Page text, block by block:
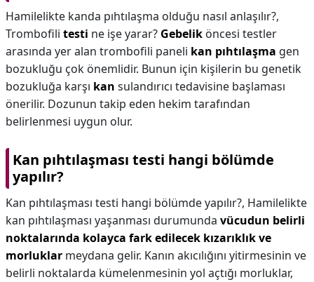
Hamilelikte kanda pıhtılaşma olduğu nasıl anlaşılır?,
Trombofili testi ne işe yarar? Gebelik öncesi testler
arasında yer alan trombofili paneli kan pıhtılaşma gen
bozukluğu çok önemlidir. Bunun için kişilerin bu genetik
bozukluğa karşı kan sulandırıcı tedavisine başlaması
önerilir. Dozunun takip eden hekim tarafından
belirlenmesi uygun olur.
Kan pıhtılaşması testi hangi bölümde
yapılır?
Kan pıhtılaşması testi hangi bölümde yapılır?, Hamilelikte
kan pıhtılaşması yaşanması durumunda vücudun belirli
noktalarında kolayca fark edilecek kızarıklık ve
morluklar meydana gelir. Kanın akıcılığını yitirmesinin ve
belirli noktalarda kümelenmesinin yol açtığı morluklar,